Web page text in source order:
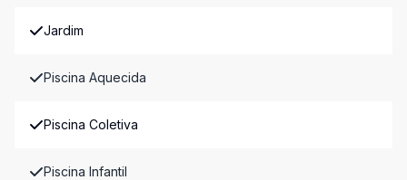
Jardim
Piscina Aquecida
Piscina Coletiva
Piscina Infantil